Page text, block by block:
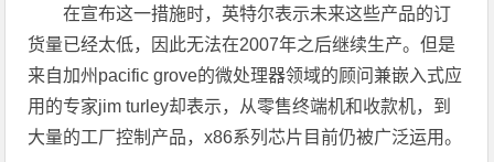
在宣布这一措施时，英特尔表示未来这些产品的订
货量已经太低，因此无法在2007年之后继续生产。但是
来自加州pacific grove的微处理器领域的顾问兼嵌入式应
用的专家jim turley却表示，从零售终端机和收款机，到
大量的工厂控制产品，x86系列芯片目前仍被广泛运用。